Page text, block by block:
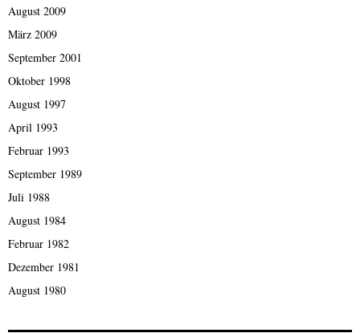
August 2009
März 2009
September 2001
Oktober 1998
August 1997
April 1993
Februar 1993
September 1989
Juli 1988
August 1984
Februar 1982
Dezember 1981
August 1980